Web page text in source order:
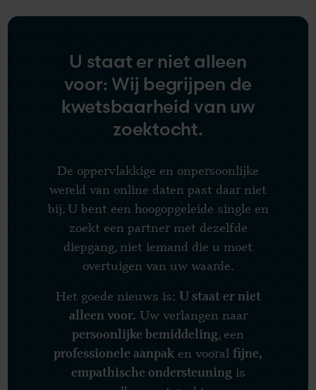
U staat er niet alleen
voor: Wij begrijpen de
kwetsbaarheid van uw
zoektocht.
De oppervlakkige en onpersoonlijke
wereld van online daten past daar niet
bij. U bent een hoogopgeleide single en
zoekt een partner met dezelfde
diepgang, niet iemand die u moet
overtuigen van uw waarde.
Het goede nieuws is: U staat er niet
alleen voor. Uw verlangen naar
persoonlijke bemiddeling, een
professionele aanpak en vooral fijne,
empathische ondersteuning is